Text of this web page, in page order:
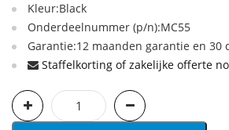
Kleur:Black
Onderdeelnummer (p/n):MC55
Garantie:12 maanden garantie en 30
Staffelkorting of zakelijke offerte